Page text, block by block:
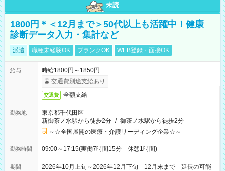
未読
1800円＊＜12月まで＞50代以上も活躍中！健康
診断データ入力・集計など
派遣 職種未経験OK ブランクOK WEB登録・面接OK
給与
時給1800円～1850円
交通費別途支給あり
交通費 全額支給
勤務地
東京都千代田区
新御茶ノ水駅から徒歩2分 / 御茶ノ水駅から徒歩2分
～☆全国展開の医療・介護リーディング企業☆～
勤務時間 09:00～17:15(実働7時間15分 休憩1時間)
期間
2026年10月上旬～2026年12月下旬 12月末まで 延長の可能